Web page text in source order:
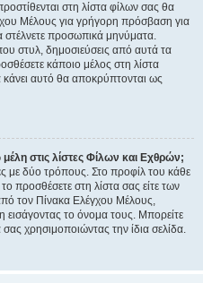
στη λίστα φίλων σας θα
Μέλους για γρήγορη πρόσβαση για
στέλνετε προσωπικά μηνύματα.
στυλ, δημοσιεύσεις από αυτά τα
κάποιο μέλος στη λίστα
αυτό θα αποκρύπτονται ως
στις λίστες Φίλων και Εχθρών;
με δύο τρόπους. Στο προφίλ του κάθε
προσθέσετε στη λίστα σας είτε των
τον Πίνακα Ελέγχου Μέλους,
εισάγοντας το όνομα τους. Μπορείτε
χρησιμοποιώντας την ίδια σελίδα.